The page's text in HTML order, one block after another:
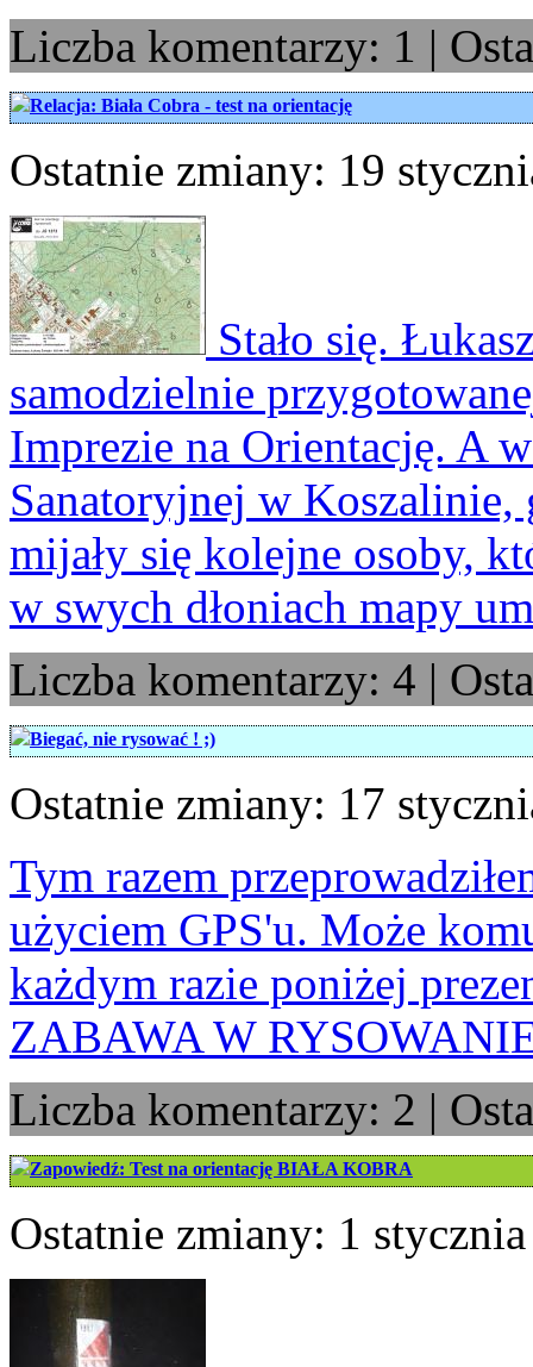
Liczba komentarzy: 1 |
Relacja: Biała Cobra - test na orientację
Ostatnie zmiany: 19
Stało się.
samodzielnie
Imprezie na Orientację. A
Sanatoryjnej w
mijały się kolejne osoby,
w swych dłoniach mapy
Liczba komentarzy: 4 |
Biegać, nie rysować ! ;)
Ostatnie zmiany: 17
Tym razem
użyciem GPS'u. Może
każdym razie poniżej
ZABAWA W
Liczba komentarzy: 2 |
Zapowiedź: Test na orientację BIAŁA KOBRA
Ostatnie zmiany: 1